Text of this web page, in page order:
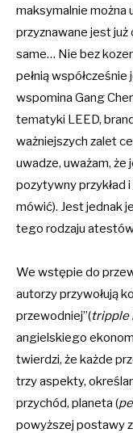
maksymalnie można
przyznawane jest
same… Nie bez
pełnią
wspomina Gang
tematyki LEED,
ważniejszych zalet
uwadze, uważam,
pozytywny przykład
mówić). Jest jednak
tego rodzaju
We wstępie do
autorzy przywołują
przewodniej”(tripple
angielskiego
twierdzi, że każde
trzy aspekty,
przychód, planeta (
powyższej postawy